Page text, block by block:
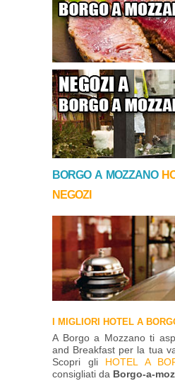
BORGO A MOZZANO
NEGOZI
I MIGLIORI HOTEL A
A Borgo a Mozzano ti
and Breakfast per la tua
Scopri gli HOTEL A
consigliati da Borgo-a-